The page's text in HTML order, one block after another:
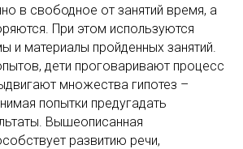
в свободное от занятий время, а
При этом используются
и материалы пройденных занятий.
дети проговаривают процесс
множества гипотез –
попытки предугадать
Вышеописанная
развитию речи,